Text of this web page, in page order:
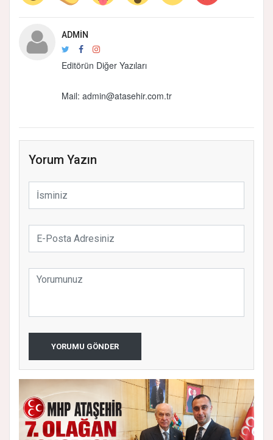
ADMIN
Editörün Diğer Yazıları
Mail: admin@atasehir.com.tr
Yorum Yazın
YORUMU GÖNDER